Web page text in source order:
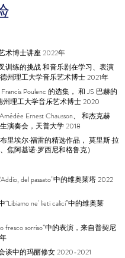
术博士讲座2022年
训练的挑战和音乐剧在学习、表演
德州理工大学音乐艺术博士2021年
Francis Poulenc 的选集， 和 JS 巴赫的
州理工大学音乐艺术博士2020
Ernest Chausson、
和杰克赫
演奏会， 天普大学2018
里埃尔·福雷的精选作品， 莫里斯·拉
焦阿基诺·罗西尼和格鲁克）
del passato”中的维奥莱塔2022
ne' lieti calici”中的维奥莱
fresco sorriso”中的表演，来自普契尼
谈中的玛丽修女2020-2021